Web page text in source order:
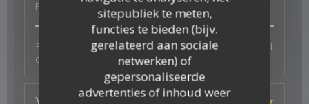
sitepubliek te meten,
functies te bieden (bijv.
gerelateerd aan sociale
netwerken) of
gepersonaliseerde
advertenties of inhoud weer
Prijs
Bonne ambiance, service au top et plats excellents et
copieux